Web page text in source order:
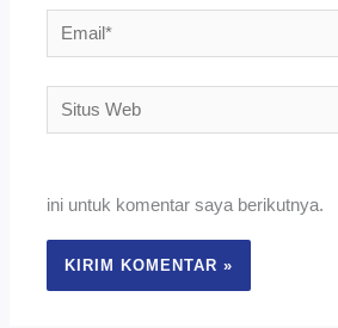
Email*
Situs
Web
ini untuk komentar saya berikutnya.